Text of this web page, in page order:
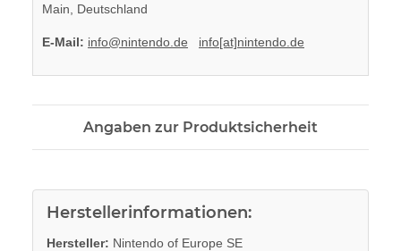
Main, Deutschland
E-Mail: info@nintendo.de info[at]nintendo.de
Angaben zur Produktsicherheit
Herstellerinformationen:
Hersteller: Nintendo of Europe SE